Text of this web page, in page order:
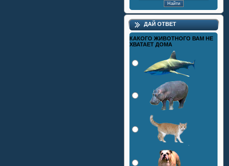
ДАЙ ОТВЕТ
КАКОГО ЖИВОТНОГО ВАМ НЕ
ХВАТАЕТ ДОМА